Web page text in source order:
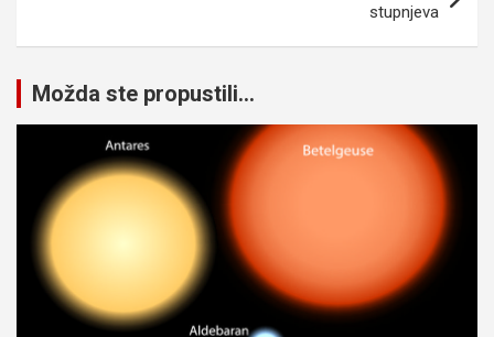
stupnjeva
Možda ste propustili...